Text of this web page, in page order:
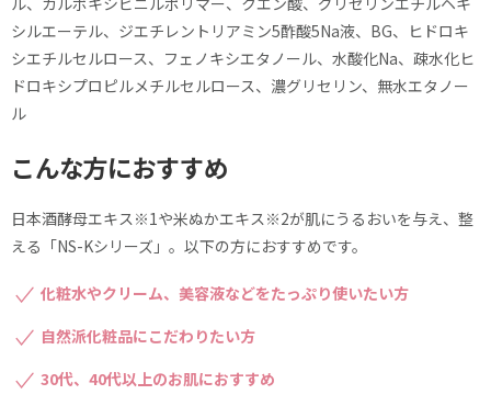
シルエーテル、ジエチレントリアミン5酢酸5Na液、BG、ヒドロキ
シエチルセルロース、フェノキシエタノール、水酸化Na、疎水化ヒ
ドロキシプロピルメチルセルロース、濃グリセリン、無水エタノー
ル
こんな方におすすめ
日本酒酵母エキス※1や米ぬかエキス※2が肌にうるおいを与え、整
える「NS-Kシリーズ」。以下の方におすすめです。
化粧水やクリーム、美容液などをたっぷり使いたい方
自然派化粧品にこだわりたい方
30代、40代以上のお肌におすすめ